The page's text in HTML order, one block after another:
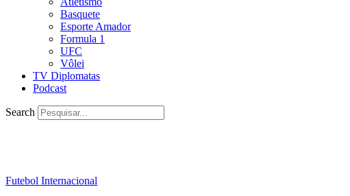
Basquete
Esporte Amador
Formula 1
UFC
Vôlei
TV Diplomatas
Podcast
Search
Futebol Internacional